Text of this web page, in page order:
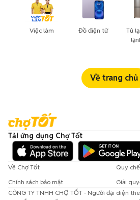
Việc làm Đồ điện tử
Tủ
Về trang chủ
Tải ứng dụng Chợ Tốt
Về Chợ Tốt
Quy
Chính sách bảo mật
Giải
CÔNG TY TNHH CHỢ TỐT - Người đại diện